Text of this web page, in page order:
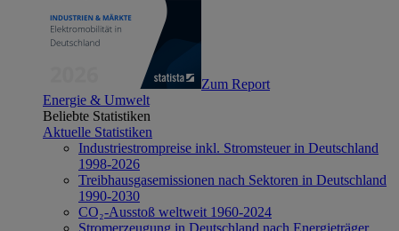
Zum Report
Energie & Umwelt
Beliebte Statistiken
Aktuelle Statistiken
Industriestrompreise inkl. Stromsteuer in Deutschland
1998-2026
Treibhausgasemissionen nach Sektoren in Deutschland
1990-2030
CO₂-Ausstoß weltweit 1960-2024
Stromerzeugung in Deutschland nach Energieträger